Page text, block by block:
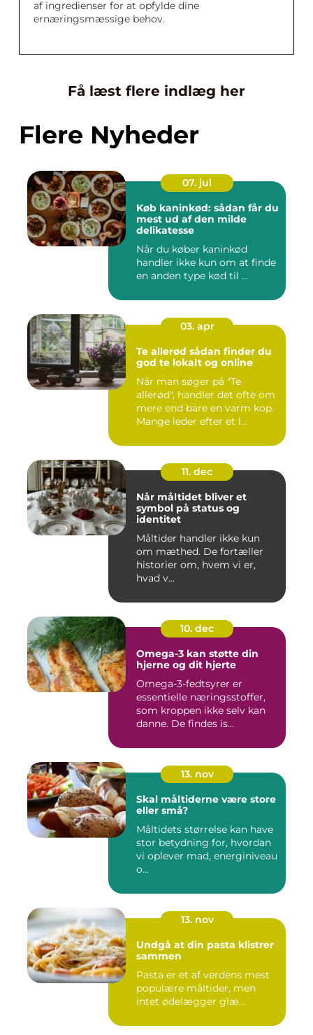
af ingredienser for at opfylde dine
ernæringsmæssige behov.
Få læst flere indlæg her
Flere Nyheder
07. jul
Køb kaninkød: sådan får du
mest ud af den milde
delikatesse
Når du køber kaninkød
handler ikke kun om at finde
en anden type kød til ...
03. apr
Te allerød sådan finder du
god te lokalt og online
Når man søger på "Te
allerød", handler det ofte om
mere end bare en varm kop.
Mange leder efter et l...
11. dec
Når måltidet bliver et
symbol på status og
identitet
Måltider handler ikke kun
om mæthed. De fortæller
historier om, hvem vi er,
hvad v...
10. dec
Omega-3 kan støtte din
hjerne og dit hjerte
Omega-3-fedtsyrer er
essentielle næringsstoffer,
som kroppen ikke selv kan
danne. De findes is...
13. nov
Skal måltiderne være store
eller små?
Måltidets størrelse kan have
stor betydning for, hvordan
vi oplever mad, energiniveau
o...
13. nov
Undgå at din pasta klistrer
sammen
Pasta er et af verdens mest
populære måltider, men
intet ødelægger glæ...